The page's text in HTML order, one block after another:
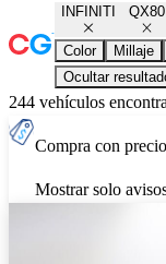
INFINITI QX80
Color Millaje
Ocultar
244 vehículos
Compra con
Mostrar solo